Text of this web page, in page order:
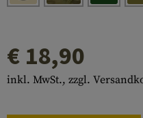
€ 18,90
inkl. MwSt., zzgl.